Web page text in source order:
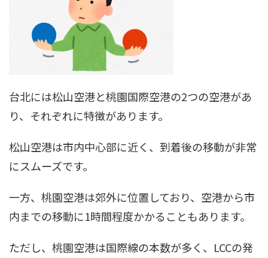
台北には松山空港と桃園国際空港の2つの空港があ
り、それぞれに特徴があります。
松山空港は市内中心部に近く、到着後の移動が非常
にスムーズです。
一方、桃園空港は郊外に位置しており、空港から市
内までの移動に1時間程度かかることもあります。
ただし、桃園空港は国際線の本数が多く、LCCの発